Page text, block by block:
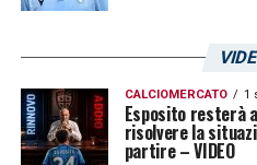
CALCIOMERCATO 1
Esposito resterà
risolvere la
partire – VIDEO